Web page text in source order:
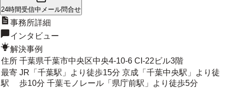
24時間受信中 メール問合せ
事務所詳細
インタビュー
解決事例
住所 千葉県千葉市中央区中央4-10-6 CI-22ビル3階
最寄
駅
JR「千葉駅」より徒歩15分 京成「千葉中央駅」より徒
歩10分 千葉モノレール「県庁前駅」より徒歩5分